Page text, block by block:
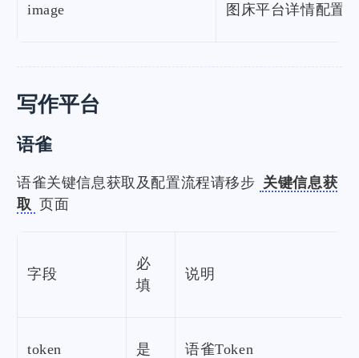
image 图床平台详情配置
写作平台
语雀
语雀关键信息获取及配置流程请移步 关键信息获
取 页面
字段
必
填
说明
token 是 语雀Token